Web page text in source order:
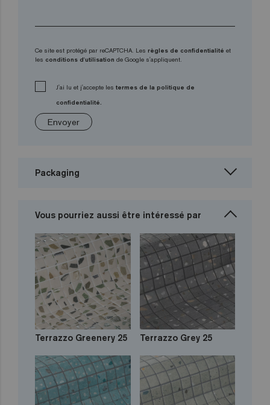
Ce site est protégé par reCAPTCHA. Les règles de confidentialité et
les conditions d'utilisation de Google s'appliquent.
J'ai lu et j'accepte les termes de la politique de
confidentialité.
Envoyer
Packaging
Vous pourriez aussi être intéressé par
Terrazzo Greenery 25 Terrazzo Grey 25